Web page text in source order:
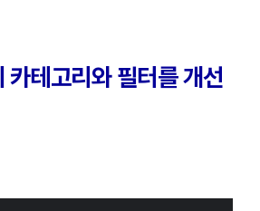
카테고리와 필터를 개선